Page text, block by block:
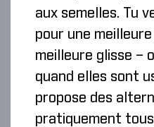
aux semelles. Tu
pour une
meilleure glisse –
quand elles sont
propose des
pratiquement